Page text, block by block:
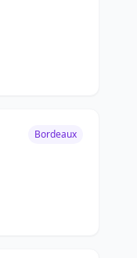
Bordeaux